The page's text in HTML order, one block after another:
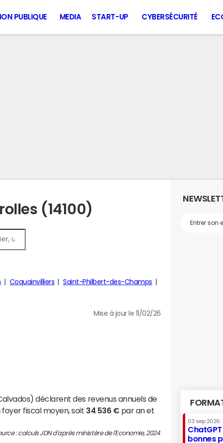
PUBLIQUE MEDIA START-UP CYBERSÉCURITÉ
(14100)
Coquainvilliers
Saint-Philbert-des-Champs
Mise à jour le 11/02/26
déclarent des revenus annuels de
fiscal moyen, soit 34 536 € par an et
: calculs JDN d'après ministère de l'Economie, 2024
03 sep 2026
bonnes